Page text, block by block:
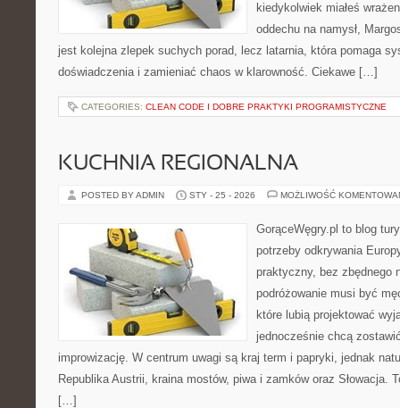
kiedykolwiek miałeś
oddechu na namysł,
jest kolejna zlepek suchych porad, lecz latarnia, która pomaga
doświadczenia i zamieniać chaos w klarowność. Ciekawe […]
CATEGORIES: CLEAN CODE I DOBRE PRAKTYKI PROGRAMISTYCZNE
KUCHNIA REGIONALNA
POSTED BY ADMIN STY - 25 - 2026 MOŻLIWOŚĆ
GorąceWęgry.pl to blog
potrzeby odkrywania
praktyczny, bez zbędnego
podróżowanie musi być
które lubią projektować
jednocześnie chcą
improwizację. W centrum uwagi są kraj term i papryki, jednak
Republika Austrii, kraina mostów, piwa i zamków oraz Słowacja.
[…]